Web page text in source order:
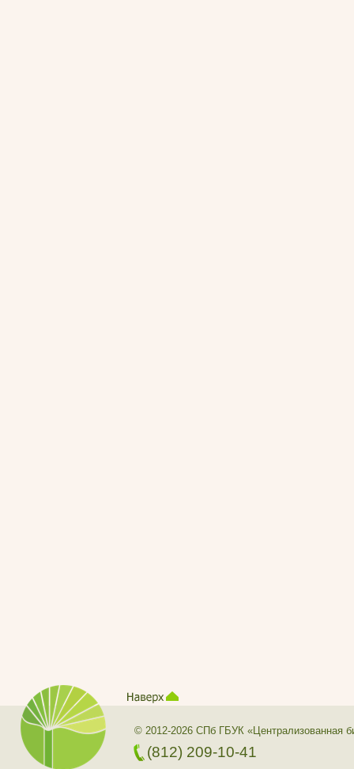
© 2012-2026 СПб ГБУК «Централизованная
(812) 209-10-41